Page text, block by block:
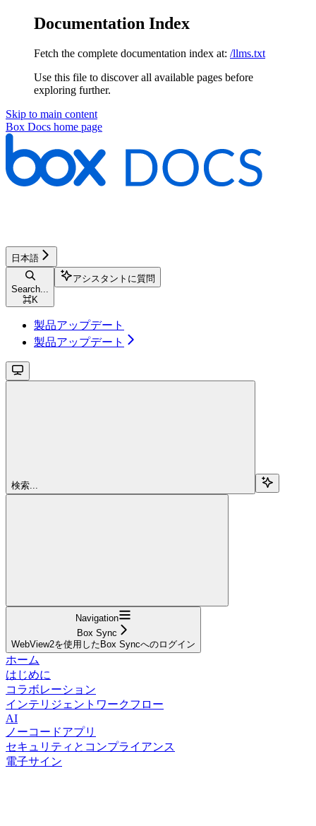
Documentation Index
Fetch the complete documentation index at: /llms.txt
Use this file to discover all available pages before
exploring further.
Skip to main content
Box Docs home page
日本語
Search...
⌘K
アシスタントに質問
製品アップデート
製品アップデート
検索...
Navigation
Box Sync
WebView2を使用したBox Syncへのログイン
ホーム
はじめに
コラボレーション
インテリジェントワークフロー
AI
ノーコードアプリ
セキュリティとコンプライアンス
電子サイン